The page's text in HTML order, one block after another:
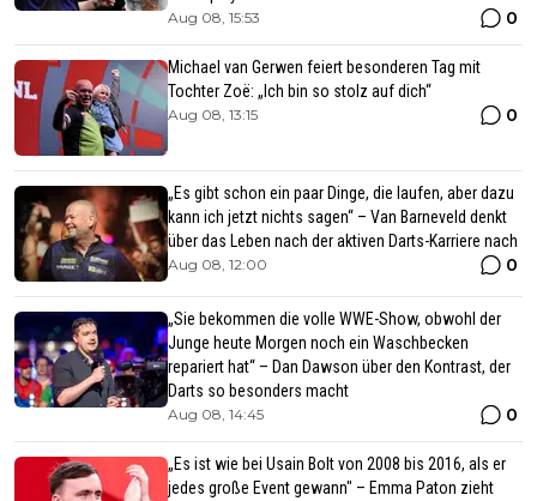
Aug 08, 15:53 0
Michael van Gerwen feiert besonderen Tag mit
Tochter Zoë: „Ich bin so stolz auf dich“
Aug 08, 13:15 0
„Es gibt schon ein paar Dinge, die laufen, aber dazu
kann ich jetzt nichts sagen“ – Van Barneveld denkt
über das Leben nach der aktiven Darts-Karriere nach
Aug 08, 12:00 0
„Sie bekommen die volle WWE-Show, obwohl der
Junge heute Morgen noch ein Waschbecken
repariert hat“ – Dan Dawson über den Kontrast, der
Darts so besonders macht
Aug 08, 14:45 0
„Es ist wie bei Usain Bolt von 2008 bis 2016, als er
jedes große Event gewann" – Emma Paton zieht